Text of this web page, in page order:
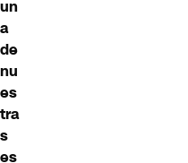
un
a
de
nu
es
tra
s
es